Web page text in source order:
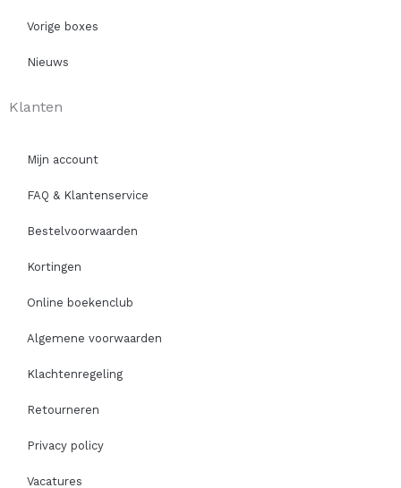
Vorige boxes
Nieuws
Klanten
Mijn account
FAQ & Klantenservice
Bestelvoorwaarden
Kortingen
Online boekenclub
Algemene voorwaarden
Klachtenregeling
Retourneren
Privacy policy
Vacatures